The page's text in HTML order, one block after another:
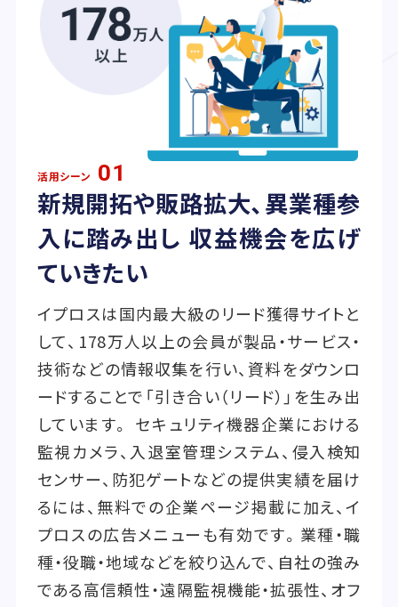
活用シーン 01
新規開拓や販路拡大、異業種参
入に踏み出し 収益機会を広げ
ていきたい
イプロスは国内最大級のリード獲得サイトと
して、178万人以上の会員が製品・サービス・
技術などの情報収集を行い、資料をダウンロ
ードすることで「引き合い（リード）」を生み出
しています。 セキュリティ機器企業における
監視カメラ、入退室管理システム、侵入検知
センサー、防犯ゲートなどの提供実績を届け
るには、無料での企業ページ掲載に加え、イ
プロスの広告メニューも有効です。業種・職
種・役職・地域などを絞り込んで、自社の強み
である高信頼性・遠隔監視機能・拡張性、オフ